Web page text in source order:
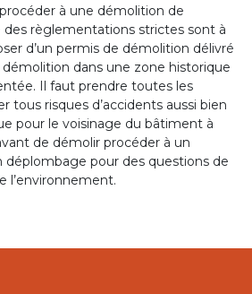
à une démolition de
règlementations strictes sont à
d’un permis de démolition délivré
dans une zone historique
Il faut prendre toutes les
tous risques d’accidents aussi bien
pour le voisinage du bâtiment à
de démolir procéder à un
déplombage pour des questions de
l’environnement.